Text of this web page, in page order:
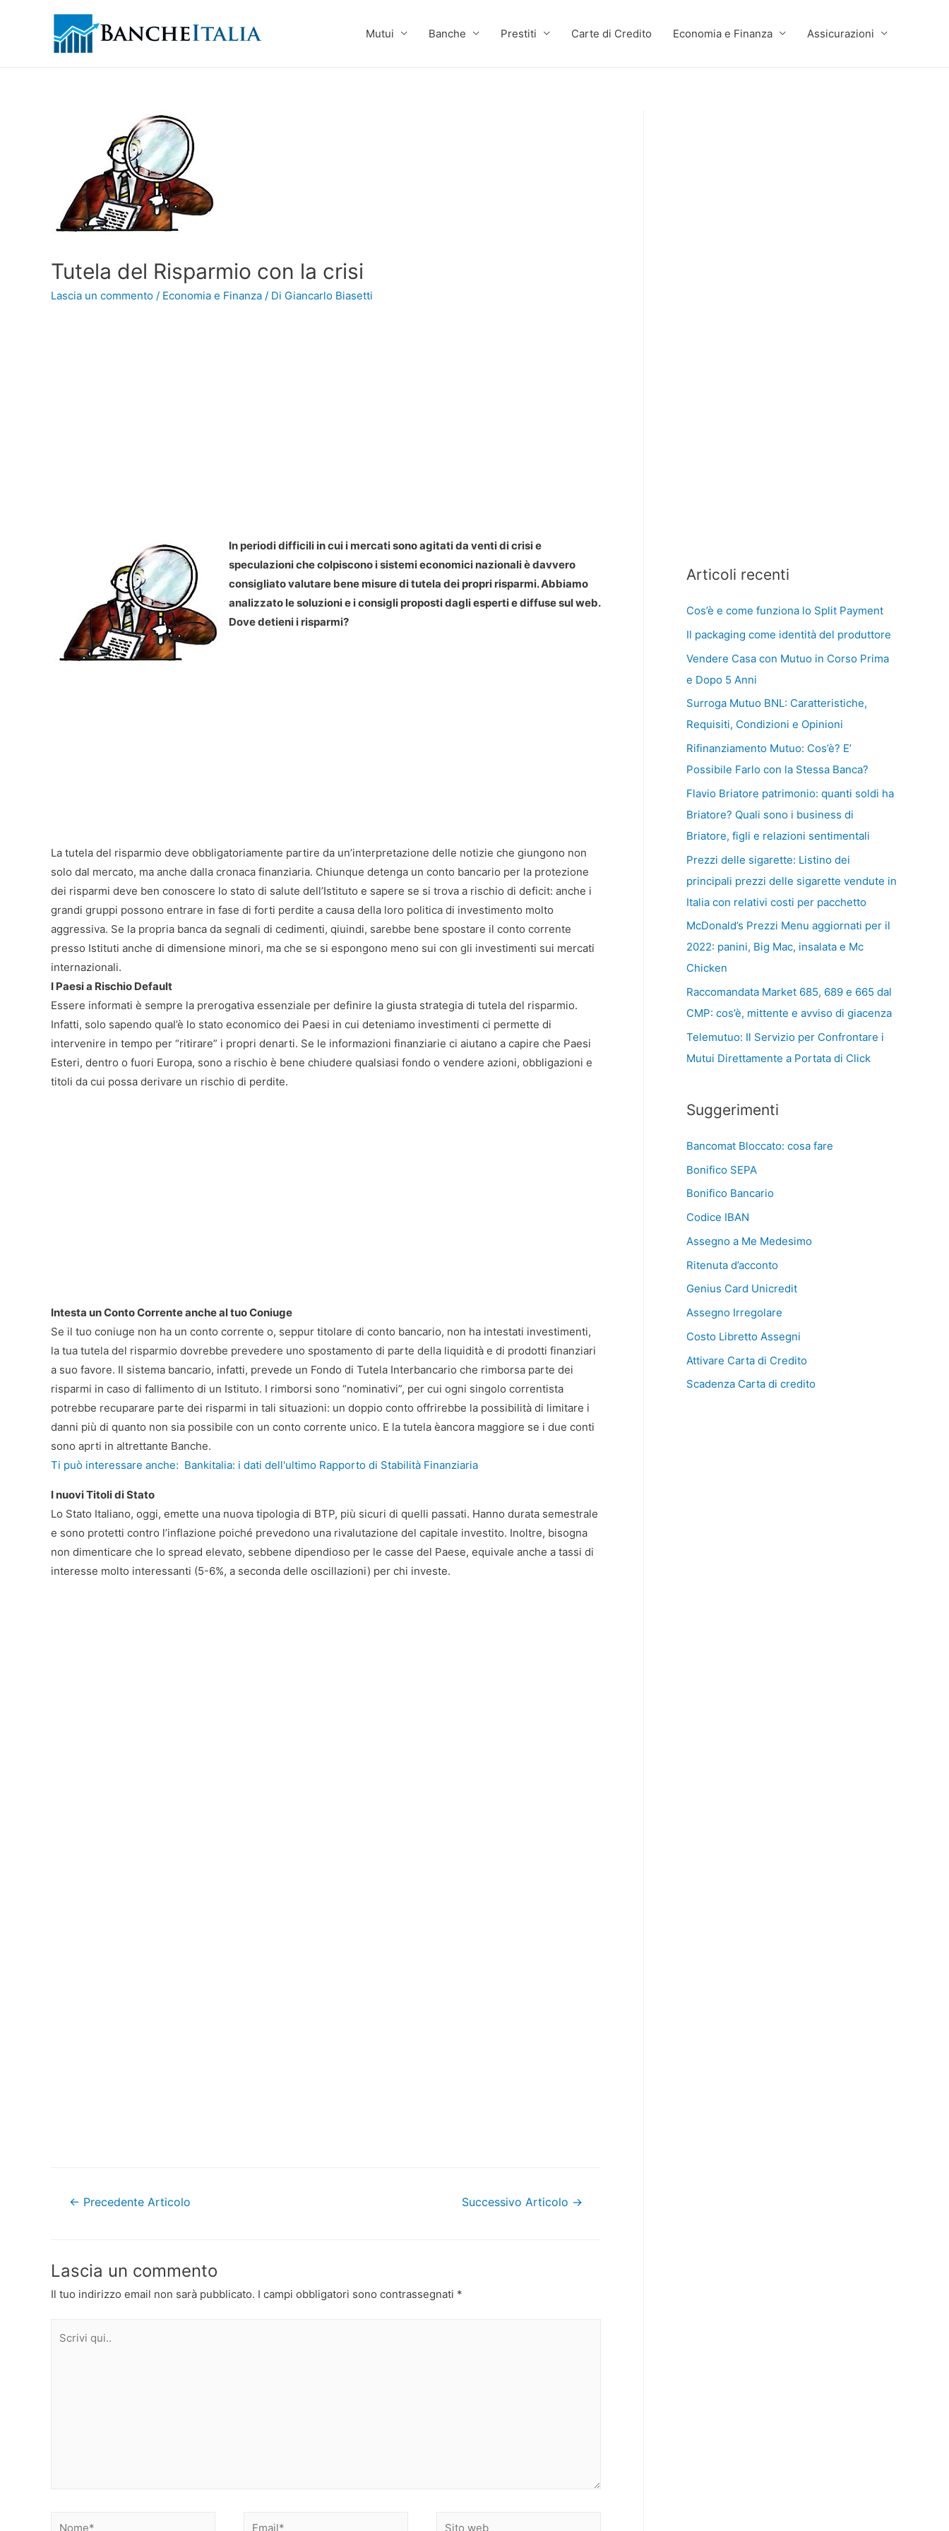
Mutui Banche Prestiti Carte di Credito Economia e Finanza Assicurazioni
Tutela del Risparmio con la crisi
Lascia un commento / Economia e Finanza / Di Giancarlo Biasetti
In periodi difficili in cui i mercati sono agitati da venti di crisi e
speculazioni che colpiscono i sistemi economici nazionali è davvero
consigliato valutare bene misure di tutela dei propri risparmi. Abbiamo
analizzato le soluzioni e i consigli proposti dagli esperti e diffuse sul web.
Dove detieni i risparmi?
La tutela del risparmio deve obbligatoriamente partire da un’interpretazione delle notizie che giungono non
solo dal mercato, ma anche dalla cronaca finanziaria. Chiunque detenga un conto bancario per la protezione
dei risparmi deve ben conoscere lo stato di salute dell’Istituto e sapere se si trova a rischio di deficit: anche i
grandi gruppi possono entrare in fase di forti perdite a causa della loro politica di investimento molto
aggressiva. Se la propria banca da segnali di cedimenti, qiuindi, sarebbe bene spostare il conto corrente
presso Istituti anche di dimensione minori, ma che se si espongono meno sui con gli investimenti sui mercati
internazionali.
I Paesi a Rischio Default
Essere informati è sempre la prerogativa essenziale per definire la giusta strategia di tutela del risparmio.
Infatti, solo sapendo qual’è lo stato economico dei Paesi in cui deteniamo investimenti ci permette di
intervenire in tempo per “ritirare” i propri denarti. Se le informazioni finanziarie ci aiutano a capire che Paesi
Esteri, dentro o fuori Europa, sono a rischio è bene chiudere qualsiasi fondo o vendere azioni, obbligazioni e
titoli da cui possa derivare un rischio di perdite.
Intesta un Conto Corrente anche al tuo Coniuge
Se il tuo coniuge non ha un conto corrente o, seppur titolare di conto bancario, non ha intestati investimenti,
la tua tutela del risparmio dovrebbe prevedere uno spostamento di parte della liquidità e di prodotti finanziari
a suo favore. Il sistema bancario, infatti, prevede un Fondo di Tutela Interbancario che rimborsa parte dei
risparmi in caso di fallimento di un Istituto. I rimborsi sono “nominativi”, per cui ogni singolo correntista
potrebbe recuparare parte dei risparmi in tali situazioni: un doppio conto offrirebbe la possibilità di limitare i
danni più di quanto non sia possibile con un conto corrente unico. E la tutela èancora maggiore se i due conti
sono aprti in altrettante Banche.
Ti può interessare anche: Bankitalia: i dati dell'ultimo Rapporto di Stabilità Finanziaria
I nuovi Titoli di Stato
Lo Stato Italiano, oggi, emette una nuova tipologia di BTP, più sicuri di quelli passati. Hanno durata semestrale
e sono protetti contro l’inflazione poiché prevedono una rivalutazione del capitale investito. Inoltre, bisogna
non dimenticare che lo spread elevato, sebbene dipendioso per le casse del Paese, equivale anche a tassi di
interesse molto interessanti (5-6%, a seconda delle oscillazioni) per chi investe.
Navigazione
← Precedente Articolo Successivo Articolo →
Lascia un commento
Il tuo indirizzo email non sarà pubblicato. I campi obbligatori sono contrassegnati *
Nome* Email* Sito
Articoli recenti
Cos’è e come funziona lo Split Payment
Il packaging come identità del produttore
Vendere Casa con Mutuo in Corso Prima
e Dopo 5 Anni
Surroga Mutuo BNL: Caratteristiche,
Requisiti, Condizioni e Opinioni
Rifinanziamento Mutuo: Cos’è? E’
Possibile Farlo con la Stessa Banca?
Flavio Briatore patrimonio: quanti soldi ha
Briatore? Quali sono i business di
Briatore, figli e relazioni sentimentali
Prezzi delle sigarette: Listino dei
principali prezzi delle sigarette vendute in
Italia con relativi costi per pacchetto
McDonald’s Prezzi Menu aggiornati per il
2022: panini, Big Mac, insalata e Mc
Chicken
Raccomandata Market 685, 689 e 665 dal
CMP: cos’è, mittente e avviso di giacenza
Telemutuo: Il Servizio per Confrontare i
Mutui Direttamente a Portata di Click
Suggerimenti
Bancomat Bloccato: cosa fare
Bonifico SEPA
Bonifico Bancario
Codice IBAN
Assegno a Me Medesimo
Ritenuta d’acconto
Genius Card Unicredit
Assegno Irregolare
Costo Libretto Assegni
Attivare Carta di Credito
Scadenza Carta di credito